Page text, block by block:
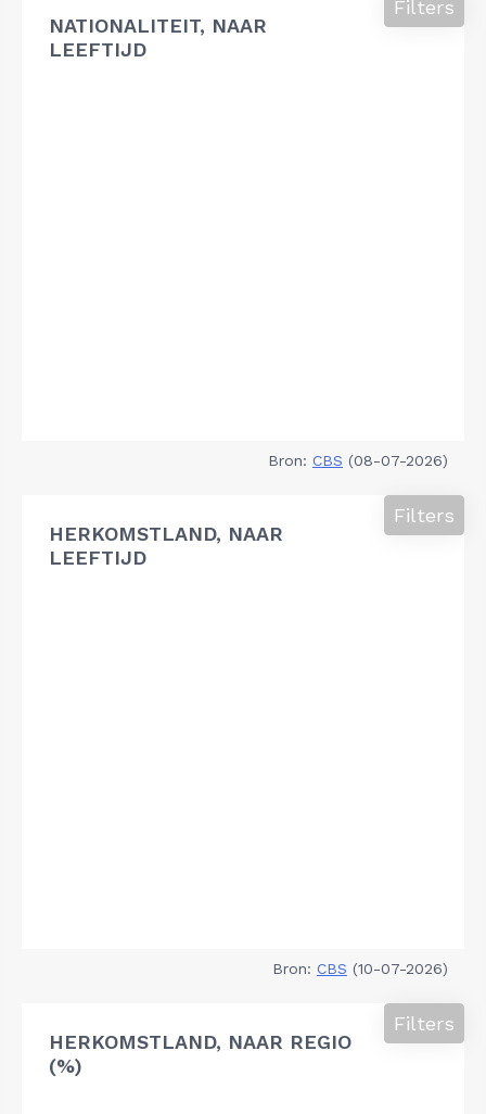
NATIONALITEIT, NAAR
LEEFTIJD
Filters
Bron: CBS (08-07-2026)
HERKOMSTLAND, NAAR
LEEFTIJD
Filters
Bron: CBS (10-07-2026)
HERKOMSTLAND, NAAR REGIO
(%)
Filters